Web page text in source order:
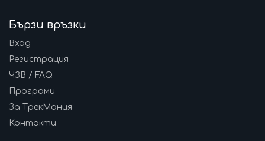
Бързи връзки
Вход
Регистрация
ЧЗВ / FAQ
Програми
За ТрекМания
Контакти